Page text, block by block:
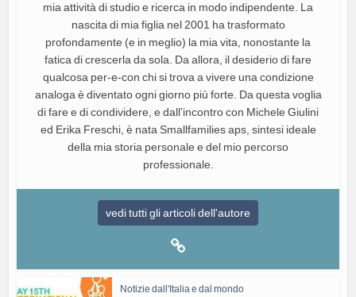
mia attività di studio e ricerca in modo indipendente. La
nascita di mia figlia nel 2001 ha trasformato
profondamente (e in meglio) la mia vita, nonostante la
fatica di crescerla da sola. Da allora, il desiderio di fare
qualcosa per-e-con chi si trova a vivere una condizione
analoga è diventato ogni giorno più forte. Da questa voglia
di fare e di condividere, e dall’incontro con Michele Giulini
ed Erika Freschi, è nata Smallfamilies aps, sintesi ideale
della mia storia personale e del mio percorso
professionale.
vedi tutti gli articoli dell'autore
Notizie dall'Italia e dal mondo